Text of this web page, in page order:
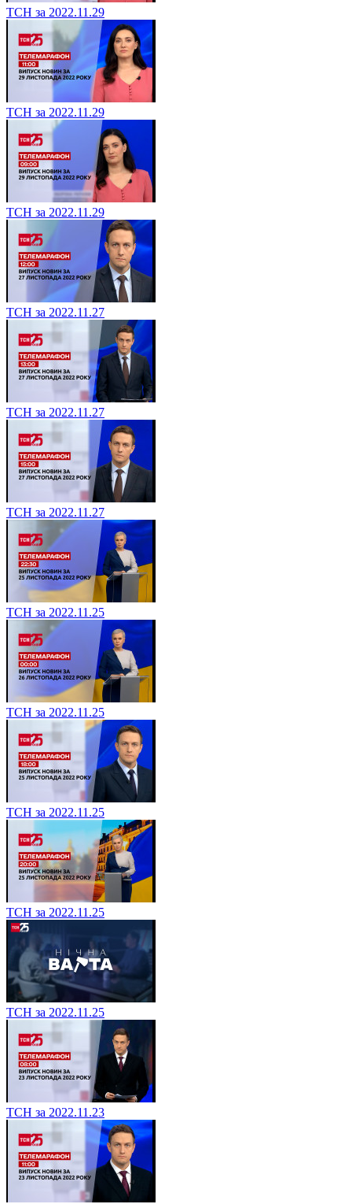
ТСН за 2022.11.29
ТСН за 2022.11.29
ТСН за 2022.11.29
ТСН за 2022.11.27
ТСН за 2022.11.27
ТСН за 2022.11.27
ТСН за 2022.11.25
ТСН за 2022.11.25
ТСН за 2022.11.25
ТСН за 2022.11.25
ТСН за 2022.11.25
ТСН за 2022.11.23